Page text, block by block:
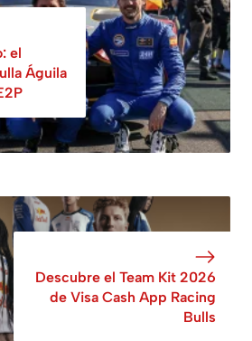
el
Águila
Descubre el Team Kit 2026
de Visa Cash App Racing
Bulls